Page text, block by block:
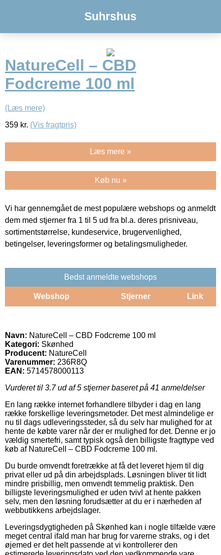
Suhrshus
NatureCell – CBD
Fodcreme 100 ml
(Læs mere)
359 kr. (Vis fragtpris)
Læs mere »
Køb nu »
Vi har gennemgået de mest populære webshops og anmeldt
dem med stjerner fra 1 til 5 ud fra bl.a. deres prisniveau,
sortimentstørrelse, kundeservice, brugervenlighed,
betingelser, leveringsformer og betalingsmuligheder.
Bedst anmeldte webshops
Webshop Stjerner Link
Navn: NatureCell – CBD Fodcreme 100 ml
Kategori: Skønhed
Producent: NatureCell
Varenummer: 236R8Q
EAN: 5714578000113
Vurderet til 3.7ud af 5 stjerner baseret på 41 anmeldelser
En lang række internet forhandlere tilbyder i dag en lang
række forskellige leveringsmetoder. Det mest almindelige er
nu til dags udleveringssteder, så du selv har mulighed for at
hente de købte varer når der er mulighed for det. Denne er jo
vældig smertefri, samt typisk også den billigste fragttype ved
køb af NatureCell – CBD Fodcreme 100 ml.
Du burde omvendt foretrække at få det leveret hjem til dig
privat eller ud på din arbejdsplads. Løsningen bliver tit lidt
mindre prisbillig, men omvendt temmelig praktisk. Den
billigste leveringsmulighed er uden tvivl at hente pakken
selv, men den løsning forudsætter at du er i nærheden af
webbutikkens arbejdslager.
Leveringsdygtigheden på Skønhed kan i nogle tilfælde være
meget central ifald man har brug for varerne straks, og i det
øjemed er det helt passende at vi kontrollerer den